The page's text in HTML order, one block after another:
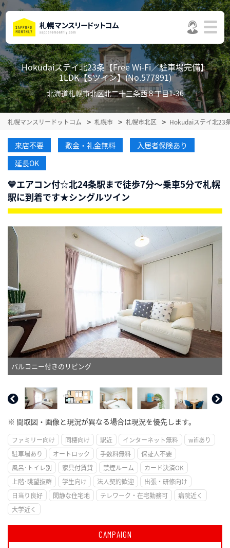
Hokudaiステイ北23条【Free Wi-Fi／駐車場完備】
1LDK【Sツイン】(No.577891)
北海道札幌市北区北二十三条西８丁目1-36
札幌マンスリードットコム 札幌市 札幌市北区 Hokudaiステイ北23
来店不要 敷金・礼金無料
入居者保険あり
延長OK
💛エアコン付☆北24条駅まで徒歩7分～乗車5分で札幌
駅に到着です★シングルツイン
バルコニー付きのリビング
※ 間取図・画像と現況が異なる場合は現況を優先します。
ファミリー向け 同棲向け 駅近 インターネット無料
wifiあり
駐車場あり
オートロック 手数料無料
保証人不要
風呂･トイレ別
家具付賃貸 禁煙ルーム
カード決済OK
上階･眺望抜群
学生向け 法人契約歓迎
出張・研修向け
日当り良好
閑静な住宅地 テレワーク・在宅勤務可
病院近く
大学近く
CAMPAIGN